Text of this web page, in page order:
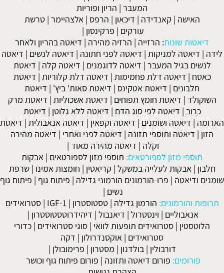
המעבר | הריון ופוריות
האישה | קאנדידה | דיכאון | הרפס | אלצהיימר |טרשת
עורקים | פרקינסון |
דיאטות שונות: הרזייה | הרזיה מהירה | דיאטה בהריון ולאחר
לידה | דיאטה למניקות | דיאטה לפני חתונה | דיאטה לנשים | דיאטה
לנשים בגיל המעבר | דיאטה לדוגמנים | דיאטה קלה | דיאטת
כאסח | דיאטה דלת פחמימות | דיאטה דלת קלוריות | דיאטת
חלבונים | דיאטת אטקינס | דיאטת סאות' ביץ' | דיאטת
השוקולד | דיאטת חומץ תפוחים | דיאטת אשכוליות | דיאטת מרק
כרוב | דיאטה לפי סוג הדם | דיאטה ללא גלוטן | דיאטת
הארומה | דיאטה ושומנים | דיאטה וקפאין | דיאטה אנאבולית | דיאטת
הזון | דיאטה ותוספי תזונה | דיאטה לפני ואחרי | דיאטה מהירה
וקלה | דיאטה מהירה מאוד |
תוספי מזון לספורטאים: תוספי מזון לספורטאים | אבקות
חלבון | אבקות לעלייה במשקל | קריאטין | חומצות אמינו |שרפת
שומנים ודיאטה | פרו-הורמונים הורמוני גדילה | פיתוח גוף | פיתוח גוף
נשים |
תרופות והורמונים: הורמון גדילה |טסטוסטרון |
IGF-1
|סטרואידים
אנאבוליים | וינסטרול | דיאנבול | דיהידרוטסטוסטרון |
הלוטסטין | סטרואידים תופעות לוואי | סוגי סטרואידים | כדורי
סטרואידים | אוקסנדרולון | דקה
דורבולין | בולדנון | מסטרון | פרימובולן |
פורומים: פורום דיאטה ותזונה | פורום פיתוח גוף וכושר